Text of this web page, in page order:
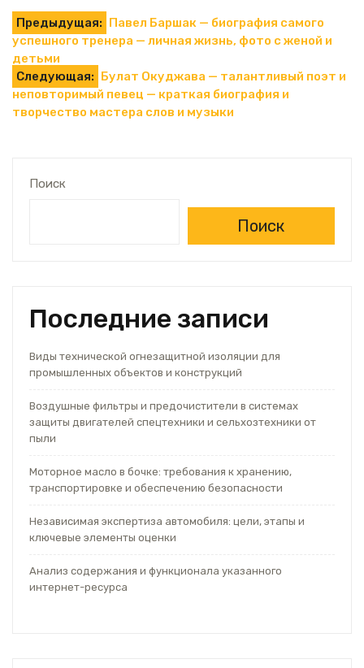
Навигация
по
записям
Предыдущая: Павел Баршак — биография самого
успешного тренера — личная жизнь, фото с женой и
детьми
Следующая: Булат Окуджава — талантливый поэт и
неповторимый певец — краткая биография и
творчество мастера слов и музыки
Поиск
Поиск
Последние записи
Виды технической огнезащитной изоляции для
промышленных объектов и конструкций
Воздушные фильтры и предочистители в системах
защиты двигателей спецтехники и сельхозтехники от
пыли
Моторное масло в бочке: требования к хранению,
транспортировке и обеспечению безопасности
Независимая экспертиза автомобиля: цели, этапы и
ключевые элементы оценки
Анализ содержания и функционала указанного
интернет-ресурса